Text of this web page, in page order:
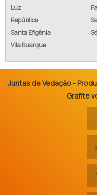
Luz
República
Santa Efigênia
Sé
Vila Buarque
Juntas de Vedação -
Grafite